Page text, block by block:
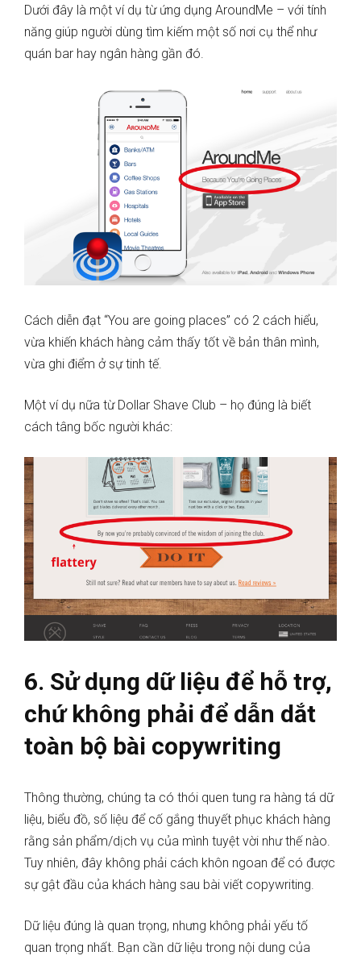
Dưới đây là một ví dụ từ ứng dụng AroundMe – với tính
năng giúp người dùng tìm kiếm một số nơi cụ thể như
quán bar hay ngân hàng gần đó.
Cách diễn đạt “You are going places” có 2 cách hiểu,
vừa khiến khách hàng cảm thấy tốt về bản thân mình,
vừa ghi điểm ở sự tinh tế.
Một ví dụ nữa từ Dollar Shave Club – họ đúng là biết
cách tâng bốc người khác:
6. Sử dụng dữ liệu để hỗ trợ,
chứ không phải để dẫn dắt
toàn bộ bài copywriting
Thông thường, chúng ta có thói quen tung ra hàng tá dữ
liệu, biểu đồ, số liệu để cố gắng thuyết phục khách hàng
rằng sản phẩm/dịch vụ của mình tuyệt vời như thế nào.
Tuy nhiên, đây không phải cách khôn ngoan để có được
sự gật đầu của khách hàng sau bài viết copywriting.
Dữ liệu đúng là quan trọng, nhưng không phải yếu tố
quan trọng nhất. Bạn cần dữ liệu trong nội dung của